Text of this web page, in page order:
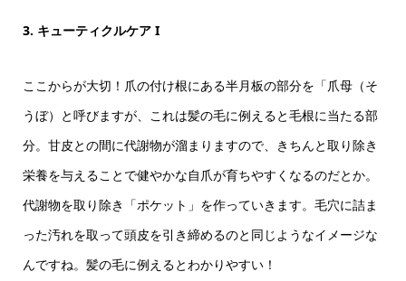
3. キューティクルケア I
ここからが大切！爪の付け根にある半月板の部分を「爪母（そ
うぼ）と呼びますが、これは髪の毛に例えると毛根に当たる部
分。甘皮との間に代謝物が溜まりますので、きちんと取り除き
栄養を与えることで健やかな自爪が育ちやすくなるのだとか。
代謝物を取り除き「ポケット」を作っていきます。毛穴に詰ま
った汚れを取って頭皮を引き締めるのと同じようなイメージな
んですね。髪の毛に例えるとわかりやすい！